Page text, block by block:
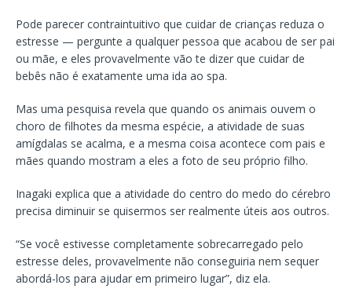
Pode parecer contraintuitivo que cuidar de crianças reduza o
estresse — pergunte a qualquer pessoa que acabou de ser pai
ou mãe, e eles provavelmente vão te dizer que cuidar de
bebês não é exatamente uma ida ao spa.
Mas uma pesquisa revela que quando os animais ouvem o
choro de filhotes da mesma espécie, a atividade de suas
amígdalas se acalma, e a mesma coisa acontece com pais e
mães quando mostram a eles a foto de seu próprio filho.
Inagaki explica que a atividade do centro do medo do cérebro
precisa diminuir se quisermos ser realmente úteis aos outros.
“Se você estivesse completamente sobrecarregado pelo
estresse deles, provavelmente não conseguiria nem sequer
abordá-los para ajudar em primeiro lugar”, diz ela.